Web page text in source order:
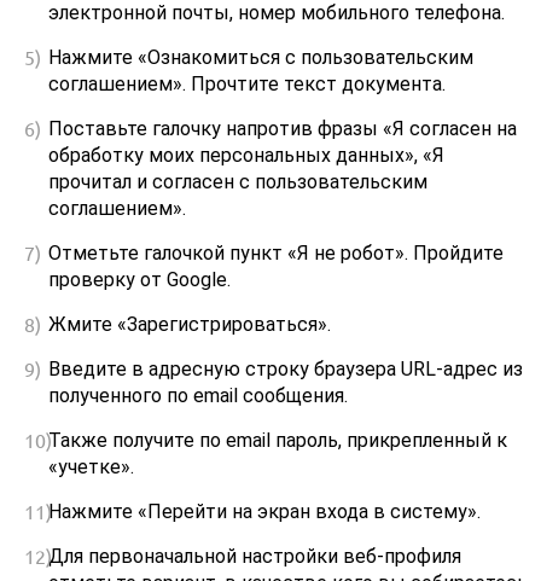
электронной почты, номер мобильного телефона.
Нажмите «Ознакомиться с пользовательским
соглашением». Прочтите текст документа.
Поставьте галочку напротив фразы «Я согласен на
обработку моих персональных данных», «Я
прочитал и согласен с пользовательским
соглашением».
Отметьте галочкой пункт «Я не робот». Пройдите
проверку от Google.
Жмите «Зарегистрироваться».
Введите в адресную строку браузера URL-адрес из
полученного по email сообщения.
Также получите по email пароль, прикрепленный к
«учетке».
Нажмите «Перейти на экран входа в систему».
Для первоначальной настройки веб-профиля